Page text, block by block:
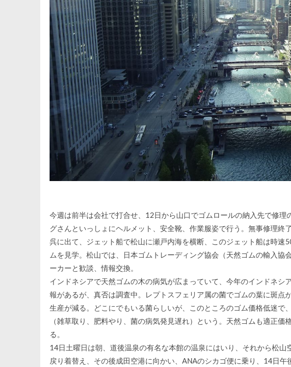
今週は前半は会社で打合せ、12日から山口でゴムロールの納入先で修
グさんといっしょにヘルメット、安全靴、作業服姿で行う。無事修理終
呉に出て、ジェット船で松山に瀬戸内海を横断、このジェット船は時
ムを見学。松山では、日本ゴムトレーディング協会（天然ゴムの輸入協
ーカーと歓談、情報交換。
インドネシアで天然ゴムの木の病気が広まっていて、今年のインドネシ
報があるが、真否は調査中。レプトスフェリア属の菌でゴムの葉に斑点
生産が減る。どこにでもいる菌らしいが、このところのゴム価格低迷で
（雑草取り、肥料やり、菌の病気発見遅れ）という。天然ゴムも適正価
る。
14日土曜日は朝、道後温泉の有名な本館の温泉にはいり、それから松
戻り着替え、その後成田空港に向かい、ANAのシカゴ便に乗り、14日